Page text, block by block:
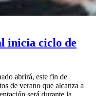
inicia ciclo de
abrirá, este fin de
de verano que alcanza a
será durante la